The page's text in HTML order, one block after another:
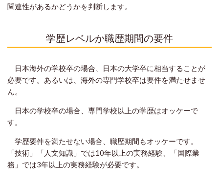
関連性があるかどうかを判断します。
学歴レベルか職歴期間の要件
日本海外の学校卒の場合、日本の大学卒に相当することが
必要です。あるいは、海外の専門学校卒は要件を満たせませ
ん。
日本の学校卒の場合、専門学校以上の学歴はオッケーで
す。
学歴要件を満たせない場合、職歴期間もオッケーです。
「技術」「人文知識」では10年以上の実務経験、「国際業
務」では3年以上の実務経験が必要です。